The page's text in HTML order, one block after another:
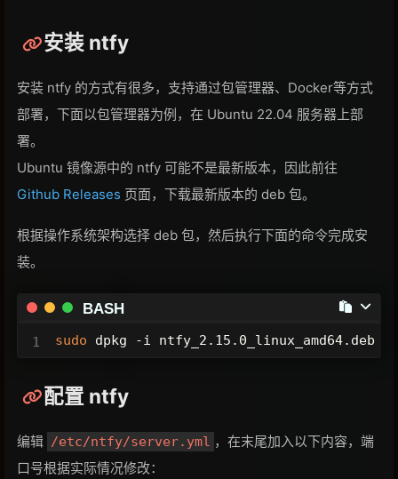
安装 ntfy
安装 ntfy 的方式有很多，支持通过包管理器、Docker等方式
部署，下面以包管理器为例，在 Ubuntu 22.04 服务器上部
署。
Ubuntu 镜像源中的 ntfy 可能不是最新版本，因此前往
Github Releases 页面，下载最新版本的 deb 包。
根据操作系统架构选择 deb 包，然后执行下面的命令完成安
装。
sudo dpkg -i ntfy_2.15.0_linux_amd64.deb
BASH
配置 ntfy
编辑 /etc/ntfy/server.yml ，在末尾加入以下内容，端
口号根据实际情况修改：